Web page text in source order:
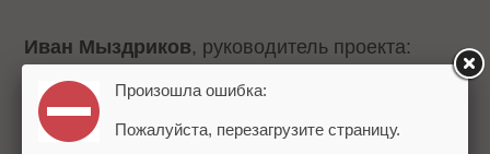
Иван Мыздриков, руководитель проекта:
RuStore продолжает развивать
функциональность платформы и с
Произошла ошибка:
Пожалуйста, перезагрузите страницу.